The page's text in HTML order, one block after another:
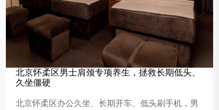
北京怀柔区男士肩颈专项养生，拯救长期低头、
久坐僵硬
北京怀柔区办公久坐、长期开车、低头刷手机，男